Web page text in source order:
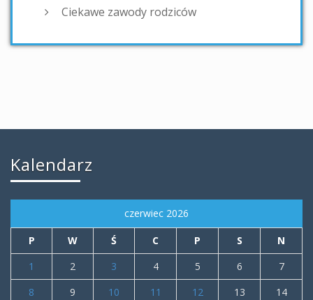
Ciekawe zawody rodziców
Kalendarz
czerwiec 2026
P W Ś C P S
N
1
2 3 4 5 6
7
8
9 10 11 12 13
14